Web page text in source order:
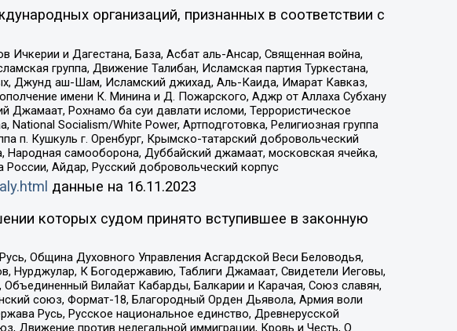
организаций, признанных в соответствии с
и Дагестана, База, Асбат аль-Ансар, Священная война,
группа, Движение Талибан, Исламская партия Туркестана,
Джунд аш-Шам, Исламский джихад, Аль-Каида, Имарат Кавказ,
имени К. Минина и Д. Пожарского, Аджр от Аллаха Субхану
Рохнамо ба суи давлати исломи, Террористическое
Socialism/White Power, Артподготовка, Религиозная группа
п. Кушкуль г. Оренбург, Крымско-татарский добровольческий
самооборона, Дуббайский джамаат, московская ячейка,
Айдар, Русский добровольческий корпус
данные на 16.11.2023
которых судом принято вступившее в законную
Община Духовного Управления Асгардской Веси Беловодья,
Нурджулар, К Богодержавию, Таблиги Джамаат, Свидетели Иеговы,
Вилайат Кабарды, Балкарии и Карачая, Союз славян,
союз, Формат-18, Благородный Орден Дьявола, Армия воли
Русь, Русское национальное единство, Древнерусской
Движение против нелегальной иммиграции, Кровь и Честь, О